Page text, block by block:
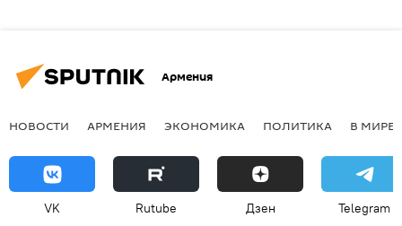
Армения
НОВОСТИ АРМЕНИЯ ЭКОНОМИКА ПОЛИТИКА В МИРЕ
VK Rutube Дзен Telegram